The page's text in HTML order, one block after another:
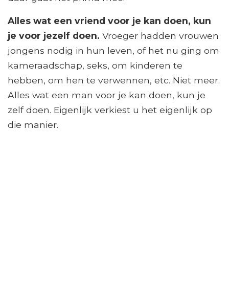
Alles wat een vriend voor je kan doen, kun
je voor jezelf doen. Vroeger hadden vrouwen
jongens nodig in hun leven, of het nu ging om
kameraadschap, seks, om kinderen te
hebben, om hen te verwennen, etc. Niet meer.
Alles wat een man voor je kan doen, kun je
zelf doen. Eigenlijk verkiest u het eigenlijk op
die manier.